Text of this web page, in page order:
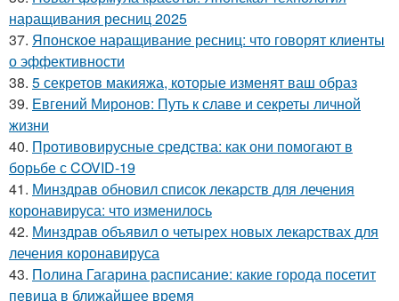
наращивания ресниц 2025
37. Японское наращивание ресниц: что говорят клиенты
о эффективности
38. 5 секретов макияжа, которые изменят ваш образ
39. Евгений Миронов: Путь к славе и секреты личной
жизни
40. Противовирусные средства: как они помогают в
борьбе с COVID-19
41. Минздрав обновил список лекарств для лечения
коронавируса: что изменилось
42. Минздрав объявил о четырех новых лекарствах для
лечения коронавируса
43. Полина Гагарина расписание: какие города посетит
певица в ближайшее время